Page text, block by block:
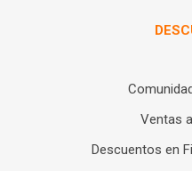
Ventas
Descuentos en